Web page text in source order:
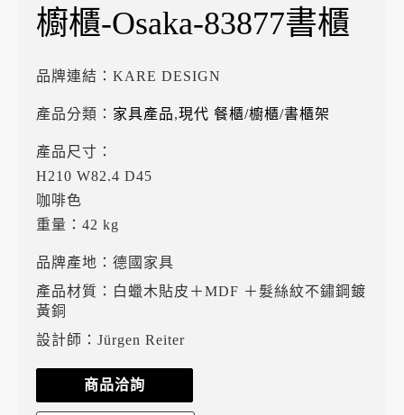
櫥櫃-Osaka-83877書櫃
品牌連結： KARE DESIGN
產品分類： 家具產品,現代 餐櫃/櫥櫃/書櫃架
產品尺寸：
H210 W82.4 D45
咖啡色
重量：42 kg
品牌產地：德國家具
產品材質：白蠟木貼皮＋MDF ＋髮絲紋不鏽鋼鍍
黃銅
設計師：Jürgen Reiter
商品洽詢